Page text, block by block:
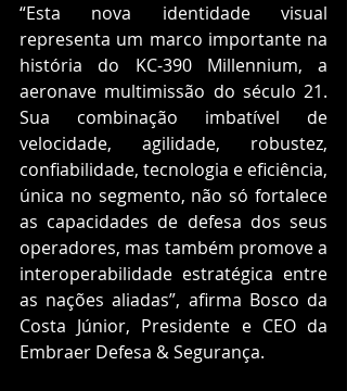
“Esta nova identidade visual
representa um marco importante na
história do KC-390 Millennium, a
aeronave multimissão do século 21.
Sua combinação imbatível de
velocidade, agilidade, robustez,
confiabilidade, tecnologia e eficiência,
única no segmento, não só fortalece
as capacidades de defesa dos seus
operadores, mas também promove a
interoperabilidade estratégica entre
as nações aliadas”, afirma Bosco da
Costa Júnior, Presidente e CEO da
Embraer Defesa & Segurança.